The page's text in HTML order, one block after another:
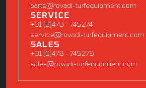
parts@rovadi-turfequipment.com
SERVICE
+31 (0)478 - 745274
service@rovadi-turfequipment.com
SALES
+31 (0)478 - 745278
sales@rovadi-turfequipment.com